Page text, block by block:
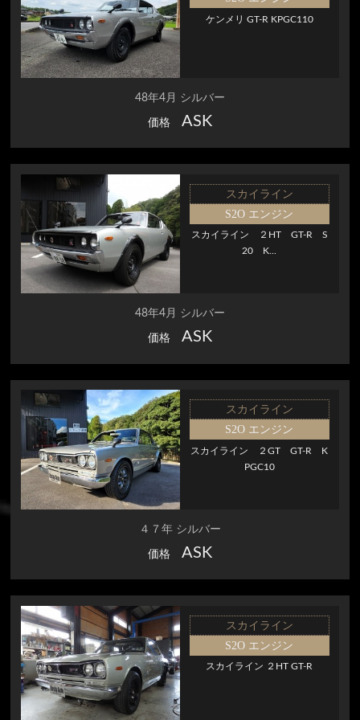
ケンメリ GT-R KPGC110
48年4月 シルバー
価格 ASK
スカイライン
S2O エンジン
スカイライン ２HT GT-R S
20 K...
48年4月 シルバー
価格 ASK
スカイライン
S2O エンジン
スカイライン ２GT GT-R K
PGC10
４７年 シルバー
価格 ASK
スカイライン
S2O エンジン
スカイライン ２HT GT-R